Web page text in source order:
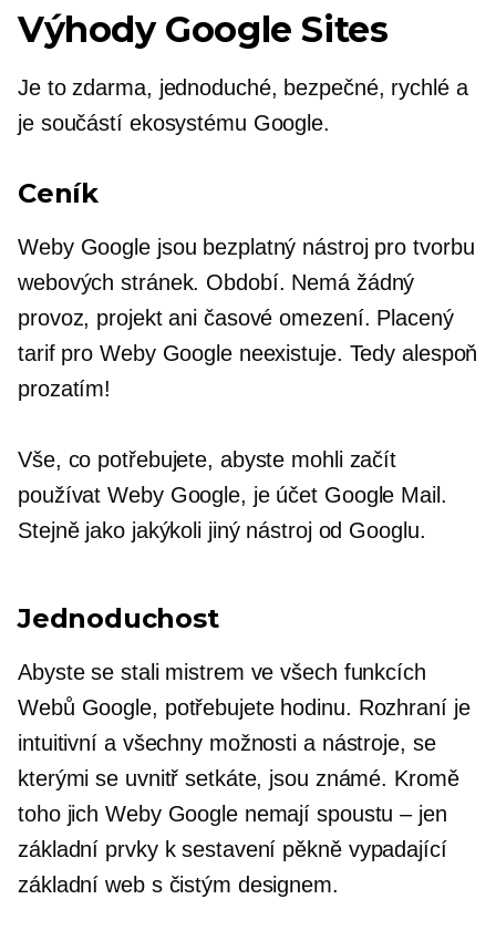
Výhody Google Sites
Je to zdarma, jednoduché, bezpečné, rychlé a
je součástí ekosystému Google.
Ceník
Weby Google jsou bezplatný nástroj pro tvorbu
webových stránek. Období. Nemá žádný
provoz, projekt ani časové omezení. Placený
tarif pro Weby Google neexistuje. Tedy alespoň
prozatím!
Vše, co potřebujete, abyste mohli začít
používat Weby Google, je účet Google Mail.
Stejně jako jakýkoli jiný nástroj od Googlu.
Jednoduchost
Abyste se stali mistrem ve všech funkcích
Webů Google, potřebujete hodinu. Rozhraní je
intuitivní a všechny možnosti a nástroje, se
kterými se uvnitř setkáte, jsou známé. Kromě
toho jich Weby Google nemají spoustu – jen
základní prvky k sestavení pěkně vypadající
základní web s čistým designem.